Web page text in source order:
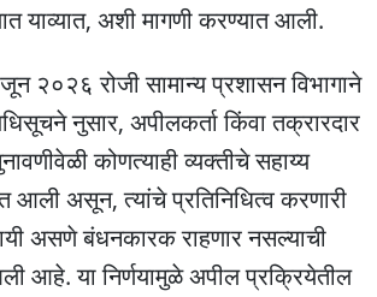
याव्यात, अशी मागणी करण्यात आली.
२०२६ रोजी सामान्य प्रशासन विभागाने
नुसार, अपीलकर्ता किंवा तक्रारदार
कोणत्याही व्यक्तीचे सहाय्य
आली असून, त्यांचे प्रतिनिधित्व करणारी
असणे बंधनकारक राहणार नसल्याची
आहे. या निर्णयामुळे अपील प्रक्रियेतील